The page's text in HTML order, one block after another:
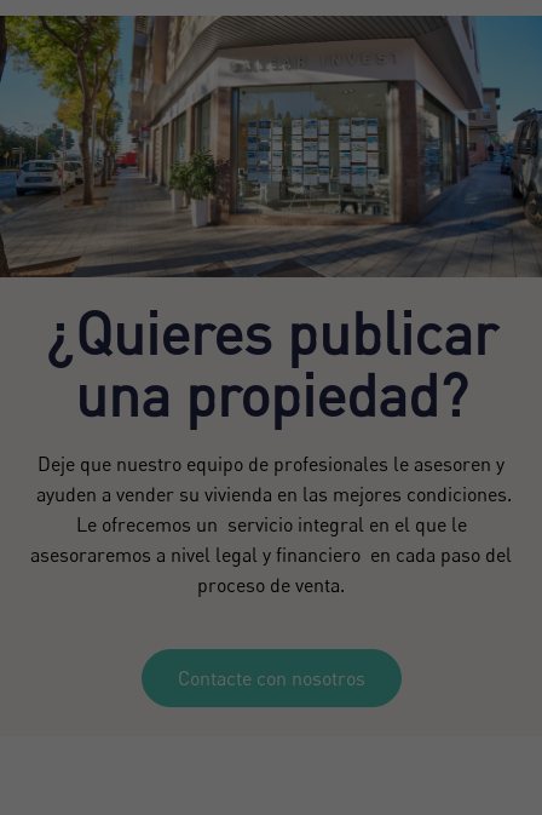
¿Quieres publicar
una propiedad?
Deje que nuestro equipo de profesionales le asesoren y
ayuden a vender su vivienda en las mejores condiciones.
Le ofrecemos un servicio integral en el que le
asesoraremos a nivel legal y financiero en cada paso del
proceso de venta.
Contacte con nosotros